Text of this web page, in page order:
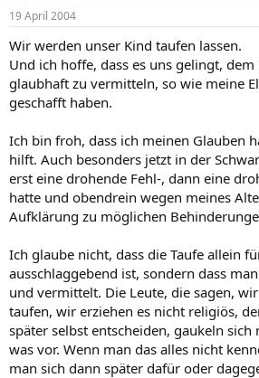
19 April 2004
Wir werden unser Kind taufen lassen.
Und ich hoffe, dass es uns gelingt, dem
glaubhaft zu vermitteln, so wie meine
geschafft haben.
Ich bin froh, dass ich meinen Glauben
hilft. Auch besonders jetzt in der
erst eine drohende Fehl-, dann eine
hatte und obendrein wegen meines
Aufklärung zu möglichen
Ich glaube nicht, dass die Taufe allein
ausschlaggebend ist, sondern dass
und vermittelt. Die Leute, die sagen,
taufen, wir erziehen es nicht religiös,
später selbst entscheiden, gaukeln
was vor. Wenn man das alles nicht
man sich dann später dafür oder